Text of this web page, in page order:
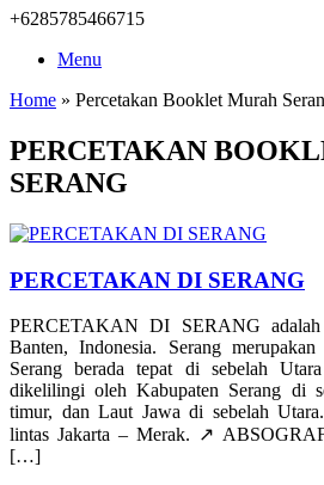
+6285785466715
Menu
Home » Percetakan Booklet Murah
PERCETAKAN
SERANG
PERCETAKAN DI SERANG
PERCETAKAN DI SERANG
Banten, Indonesia. Serang
Serang berada tepat di sebelah
dikelilingi oleh Kabupaten Serang di
timur, dan Laut Jawa di sebelah
lintas Jakarta – Merak. ↗️
[…]